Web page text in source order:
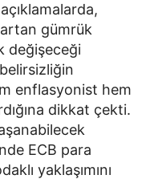
gümrük
değişeceği
enflasyonist hem
dikkat çekti.
ECB para
yaklaşımını